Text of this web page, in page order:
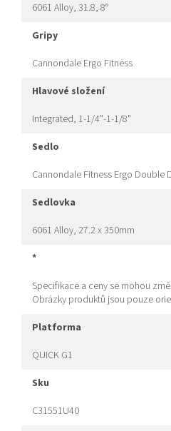
6061 Alloy, 31.8, 8°
gripy
Cannondale Ergo Fitness
hlavové složení
Integrated, 1-1/4"-1-1/8"
sedlo
Cannondale Fitness Ergo Double
sedlovka
6061 Alloy, 27.2 x 350mm
*
Specifikace a ceny se mohou
Obrázky produktů jsou pouze
platforma
QUICK G1
sku
C31551U40